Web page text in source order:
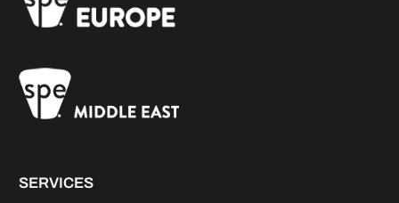
SERVICES